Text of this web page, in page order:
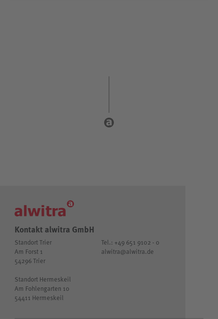
Kontakt alwitra GmbH
Standort Trier
Am Forst 1
54296 Trier
Standort Hermeskeil
Am Fohlengarten 10
54411 Hermeskeil
Tel.: +49 651 9102 - 0
alwitra@alwitra.de